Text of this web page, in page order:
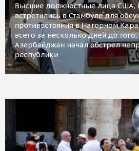
Высшие должностные лица США,
встретились в Стамбуле для
противостояния в Нагорном
всего за несколько дней до
Азербайджан начал обстрел
республики